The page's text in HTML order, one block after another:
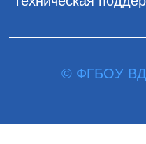
© ФГБОУ